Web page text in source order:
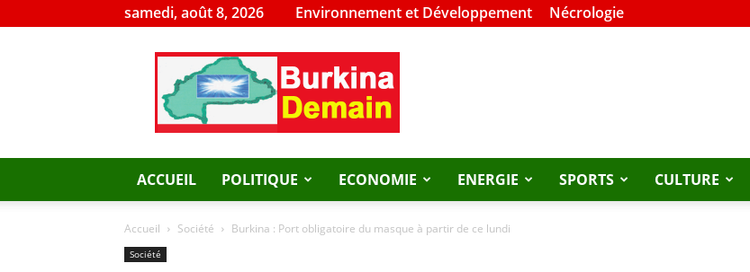
samedi, août 8, 2026 Environnement et Développement Nécrologie
Burkina
Demain
ACCUEIL POLITIQUE ECONOMIE ENERGIE SPORTS CULTURE
Accueil Société Burkina : Port obligatoire du masque à partir de ce lundi
Société